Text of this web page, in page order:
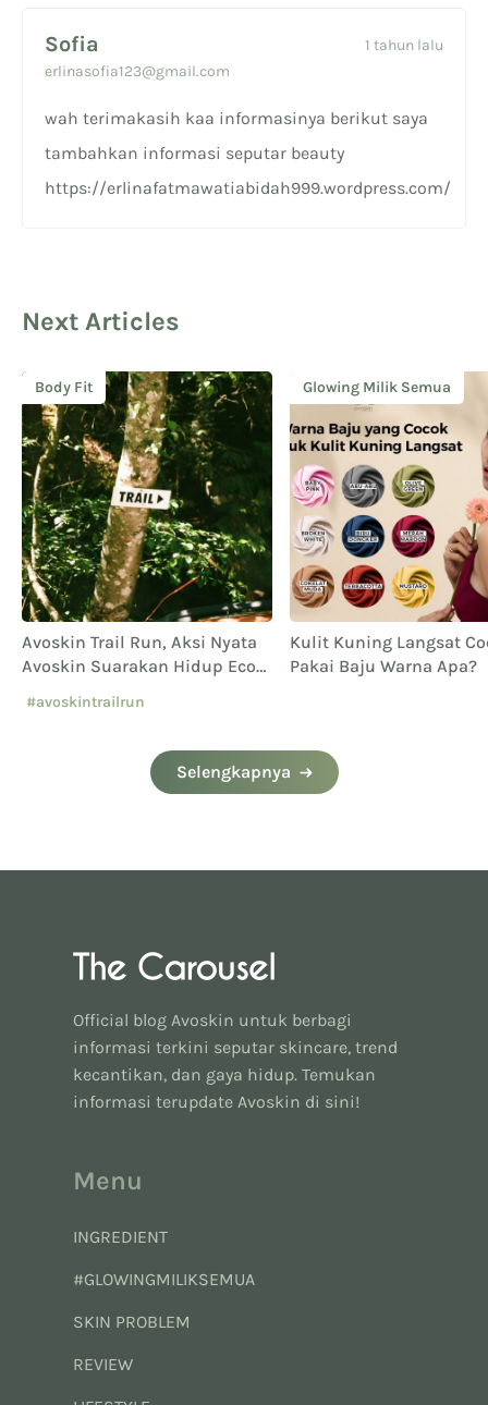
Sofia
erlinasofia123@gmail.com
1 tahun lalu
wah terimakasih kaa informasinya berikut saya
tambahkan informasi seputar beauty
https://erlinafatmawatiabidah999.wordpress.com/
Next Articles
Body Fit
Avoskin Trail Run, Aksi Nyata
Avoskin Suarakan Hidup Eco
#avoskintrailrun
Glowing Milik Semua
Kulit Kuning Langsat
Pakai Baju Warna Apa?
Selengkapnya
Official blog Avoskin untuk berbagi
informasi terkini seputar skincare, trend
kecantikan, dan gaya hidup. Temukan
informasi terupdate Avoskin di sini!
Menu
INGREDIENT
#GLOWINGMILIKSEMUA
SKIN PROBLEM
REVIEW